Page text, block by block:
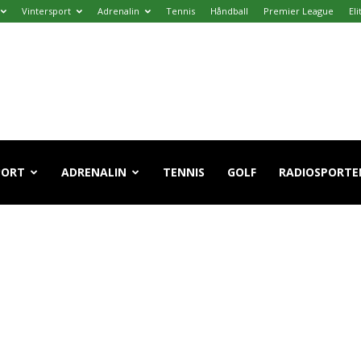
Vintersport Adrenalin Tennis Håndball Premier League
ADRENALIN TENNIS GOLF